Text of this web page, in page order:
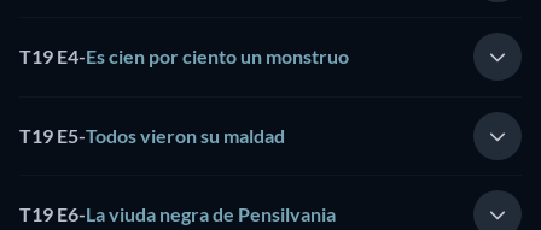
T19 E4-Es cien por ciento un monstruo
T19 E5-Todos vieron su maldad
T19 E6-La viuda negra de Pensilvania